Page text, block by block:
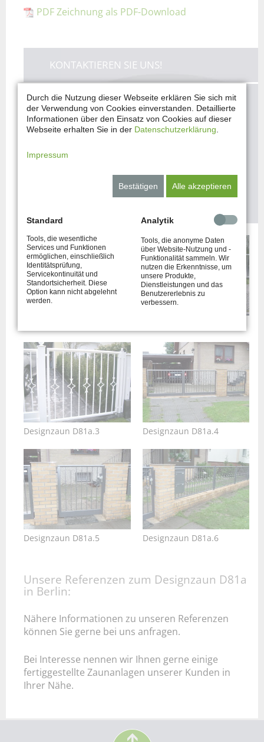
PDF Zeichnung als PDF-Download
KONTAKTIEREN SIE UNS!
Sie haben Fragen und möchten Ihre
Vorstellungen mit uns besprechen?
Produkte?
JETZT ANFRAGEN
Designzaun D81a.3 Designzaun D81a.4
Designzaun D81a.5 Designzaun D81a.6
Unsere Referenzen zum Designzaun D81a
in Berlin:
Nähere Informationen zu unseren Referenzen
können Sie gerne bei uns anfragen.
Bei Interesse nennen wir Ihnen gerne einige
fertiggestellte Zaunanlagen unserer Kunden in
Ihrer Nähe.
Durch die Nutzung dieser Webseite erklären Sie sich mit
der Verwendung von Cookies einverstanden. Detaillierte
Informationen über den Einsatz von Cookies auf dieser
Webseite erhalten Sie in der Datenschutzerklärung
Impressum
Bestätigen Alle akzeptieren
Standard
Tools, die wesentliche
Services und Funktionen
ermöglichen, einschließlich
Identitätsprüfung,
Servicekontinuität und
Standortsicherheit. Diese
Option kann nicht abgelehnt
werden.
Analytik
Tools, die anonyme Daten
über Website-Nutzung und -
Funktionalität sammeln. Wir
nutzen die Erkenntnisse, um
unsere Produkte,
Dienstleistungen und das
Benutzererlebnis zu
verbessern.